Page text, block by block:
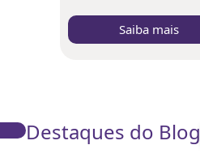
Saiba mais
Destaques do Blog